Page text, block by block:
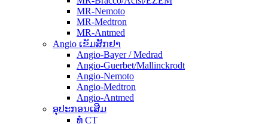
MR-Nemoto
MR-Medtron
MR-Antmed
Angio ເຂັມສັກຢາ
Angio-Bayer / Medrad
Angio-Guerbet/Mallinckrodt
Angio-Nemoto
Angio-Medtron
Angio-Antmed
ອຸປະກອນເສີມ
ທໍ່ CT